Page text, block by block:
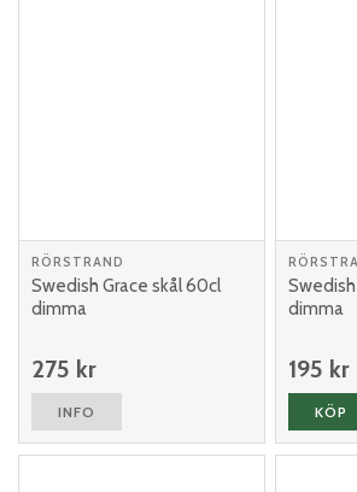
RÖRSTRAND
Swedish Grace skål 60cl
dimma
275 kr
INFO
dimma
195 kr
KÖP